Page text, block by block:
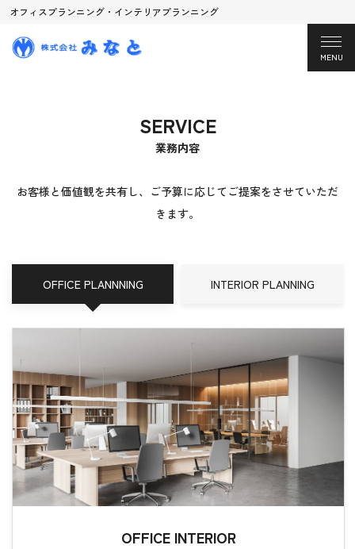
オフィスプランニング・インテリアプランニング
MENU
SERVICE
業務内容
お客様と価値観を共有し、ご予算に応じてご提案をさせていただ
きます。
OFFICE PLANNNING INTERIOR PLANNING
OFFICE INTERIOR